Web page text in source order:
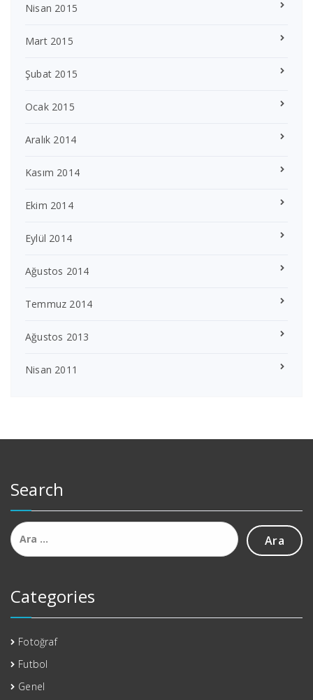
Nisan 2015
Mart 2015
Şubat 2015
Ocak 2015
Aralık 2014
Kasım 2014
Ekim 2014
Eylül 2014
Ağustos 2014
Temmuz 2014
Ağustos 2013
Nisan 2011
Search
Arama:
Categories
Fotoğraf
Futbol
Genel